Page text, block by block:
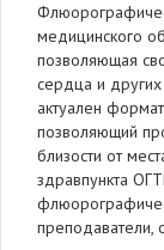
медицинского
позволяющая
сердца и
актуален
позволяющий
близости от
здравпункта
преподаватели,